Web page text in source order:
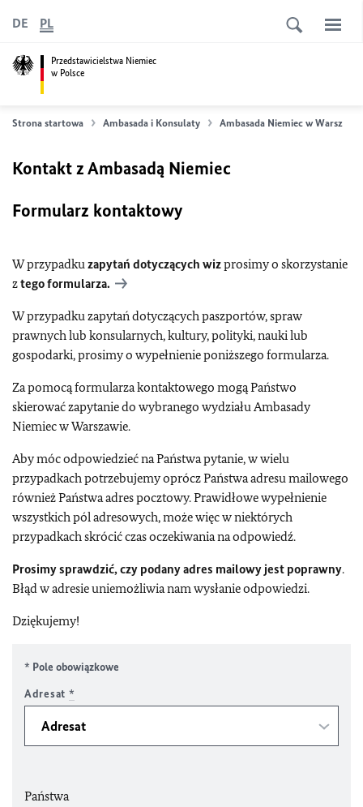
Przedstawicielstwa Niemiec
w Polsce
DE PL
Strona startowa Ambasada i Konsulaty Ambasada Niemiec w Warszawie
Kontakt z Ambasadą Niemiec
Formularz kontaktowy
W przypadkuzapytań dotyczących wizprosimy o skorzystanie
ztego formularza.
W przypadku zapytań dotyczących paszportów, spraw
prawnych lub konsularnych,kultury, polityki, nauki lub
gospodarki, prosimy o wypełnienie poniższego formularza.
Za pomocą formularza kontaktowego mogą Państwo
skierować zapytanie do wybranego wydziału Ambasady
Niemiec w Warszawie.
Aby móc odpowiedzieć na Państwa pytanie, w wielu
przypadkach potrzebujemy oprócz Państwa adresu mailowego
również Państwa adres pocztowy. Prawidłowe wypełnienie
wszystkich pól adresowych, może więc w niektórych
przypadkach skrócić czas oczekiwania na odpowiedź.
Prosimy sprawdzić, czy podanyadres mailowy jest poprawny.
Błąd w adresie uniemożliwia nam wysłanie odpowiedzi.
Dziękujemy!
* Pole obowiązkowe
Adresat *
Państwa